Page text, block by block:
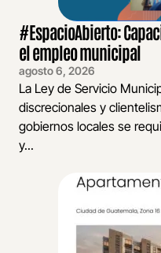
#EspacioAbierto:
el empleo municipal
agosto 6, 2026
La Ley de Servicio
discrecionales y
gobiernos locales se
y...